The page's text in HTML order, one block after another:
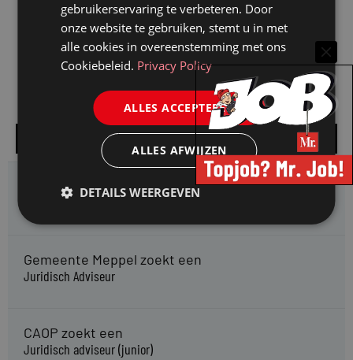
Alle vacatures
HMP zoekt een
Jurist Arbeidsrecht
Gemeente Meppel zoekt een
Juridisch Adviseur
CAOP zoekt een
Juridisch adviseur (junior)
gebruikerservaring te verbeteren. Door
onze website te gebruiken, stemt u in met
alle cookies in overeenstemming met ons
Cookiebeleid. Privacy Policy
ALLES ACCEPTEREN
ALLES AFWIJZEN
DETAILS WEERGEVEN